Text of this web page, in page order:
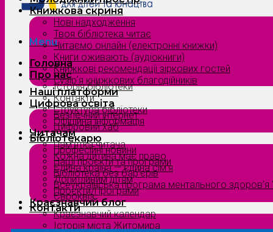
Menu
Головна
Про нас
Історія бібліотеки
Контакти
Структура бібліотеки
Офіційна інформація
Читачам
Пам’ятка читача
Кожна дитина має право
Єдина країна — єдина сім’я
Допитливим дітям
Проєкти/Програми
Краєзнавчий блог
Краєзнавчий календар
Історія міста Житомира
Книжкова скриня
Нові надходження
Твоя бібліотека читає
Читаємо онлайн (електронні книжки)
Книги оживають (аудіокниги)
Книжкові рекомендації зіркових гостей
Сузірʼя книжкових благодійників
Наші платформи
Цифрова освіта
Безпечний інтернет
Цифровий хаб
Бібліотекарю
Професійні новини
Наші проєкти та програми
Бібліотека без бар’єрів
Всеукраїнська програма ментального здоров’я
Євроквіз
Контакти